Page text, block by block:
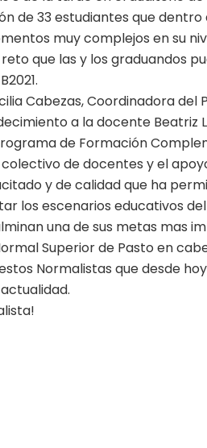
de 33 estudiantes que
muy complejos en su
reto que las y los graduandos
Cabezas, Coordinadora
a la docente Beatriz
de Formación
de docentes y el
y de calidad que ha
los escenarios educativos del
una de sus metas
Superior de Pasto en
Normalistas que desde